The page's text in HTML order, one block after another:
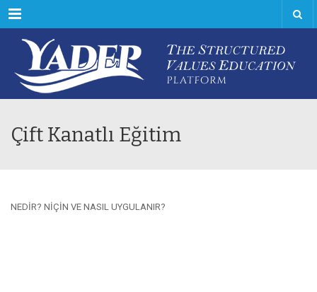
Menu
Çift Kanatlı Eğitim
NEDİR? NİÇİN VE NASIL UYGULANIR?